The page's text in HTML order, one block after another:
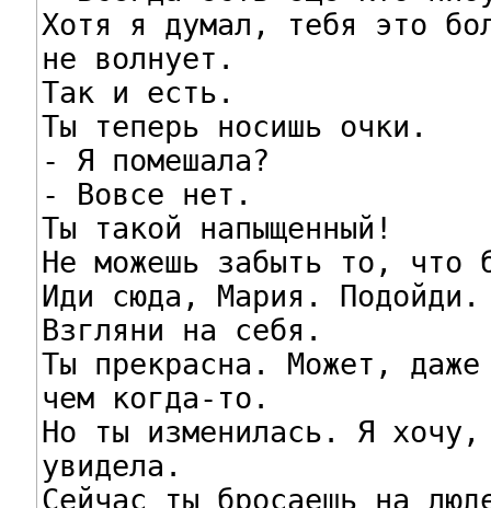
Хотя я думал, тебя это
не волнует.
Так и есть.
Ты теперь носишь очки.
- Я помешала?
- Вовсе нет.
Ты такой напыщенный!
Не можешь забыть то, что
Иди сюда, Мария. Подойди.
Взгляни на себя.
Ты прекрасна. Может, даже
чем когда-то.
Но ты изменилась. Я хочу,
увидела.
Сейчас ты бросаешь на